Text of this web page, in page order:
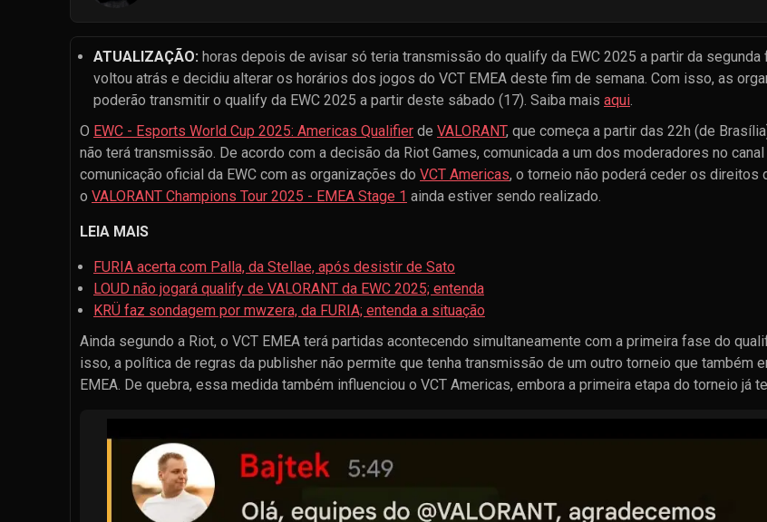
ATUALIZAÇÃO: horas depois de avisar só teria transmissão do qualify da EWC 2025 a partir da segunda
voltou atrás e decidiu alterar os horários dos jogos do VCT EMEA deste fim de semana. Com isso, as
poderão transmitir o qualify da EWC 2025 a partir deste sábado (17). Saiba mais aqui.
O EWC - Esports World Cup 2025: Americas Qualifier de VALORANT, que começa a partir das 22h (de
não terá transmissão. De acordo com a decisão da Riot Games, comunicada a um dos moderadores no
comunicação oficial da EWC com as organizações do VCT Americas, o torneio não poderá ceder os direitos
o VALORANT Champions Tour 2025 - EMEA Stage 1 ainda estiver sendo realizado.
LEIA MAIS
FURIA acerta com Palla, da Stellae, após desistir de Sato
LOUD não jogará qualify de VALORANT da EWC 2025; entenda
KRÜ faz sondagem por mwzera, da FURIA; entenda a situação
Ainda segundo a Riot, o VCT EMEA terá partidas acontecendo simultaneamente com a primeira fase do
isso, a política de regras da publisher não permite que tenha transmissão de um outro torneio que também
EMEA. De quebra, essa medida também influenciou o VCT Americas, embora a primeira etapa do torneio já